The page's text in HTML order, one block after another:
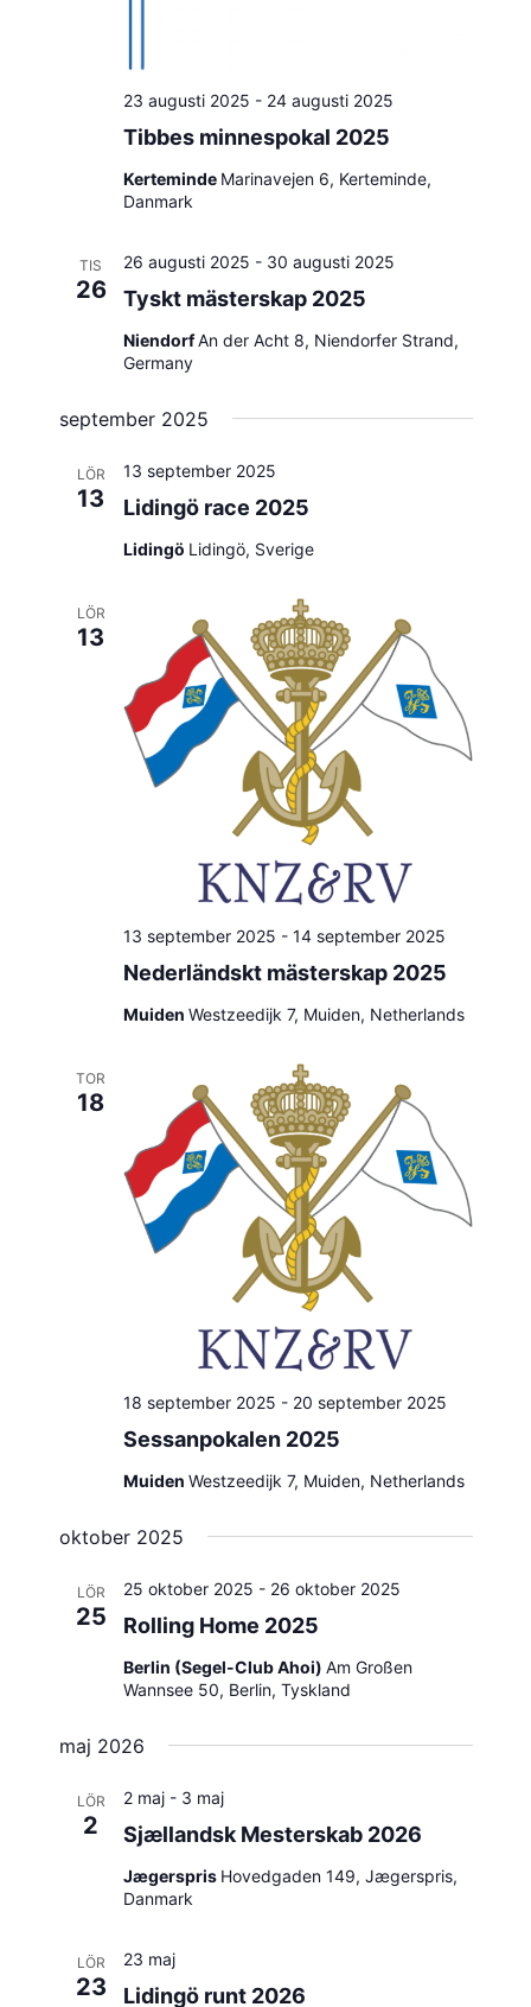
Tibbes minnespokal 2025
23 augusti 2025 - 24 augusti 2025
Kerteminde Marinavejen 6, Kerteminde,
Danmark
TIS
26 Tyskt mästerskap 2025
26 augusti 2025 - 30 augusti 2025
NiendorfAn der Acht 8, Niendorfer Strand,
Germany
september 2025
LÖR
13 Lidingö race 2025
13 september 2025
Lidingö Lidingö, Sverige
LÖR
13
Nederländskt mästerskap 2025
13 september 2025 - 14 september 2025
Muiden Westzeedijk 7, Muiden, Netherlands
TOR
18
Sessanpokalen 2025
18 september 2025 - 20 september 2025
Muiden Westzeedijk 7, Muiden, Netherlands
oktober 2025
LÖR
25 Rolling Home 2025
25 oktober 2025 - 26 oktober 2025
Berlin (Segel-Club Ahoi) Am Großen
Wannsee 50, Berlin, Tyskland
maj 2026
LÖR
2 Sjællandsk Mesterskab 2026
2 maj- 3 maj
Jægerspris Hovedgaden 149, Jægerspris,
Danmark
LÖR
23 Lidingö runt 2026
23 maj